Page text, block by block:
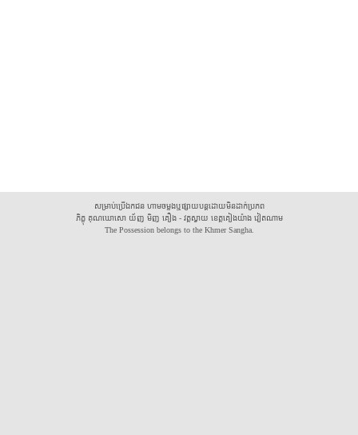
សម្រាប់ប្រើឯកជន ហាមចម្លងឬផ្សាយបន្តដោយមិនដាក់ប្រភព
ភិក្ខុ គុណឃោសោ យ័ញ មិញ គឿង - វត្តស្វាយ ខេត្តគៀងយ៉ាង វៀតណាម
The Possession belongs to the Khmer Sangha.